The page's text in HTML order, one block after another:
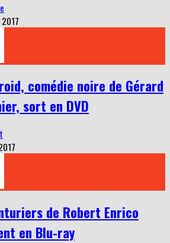
comédie noire de Gérard
sort en DVD
de Robert Enrico
en Blu-ray